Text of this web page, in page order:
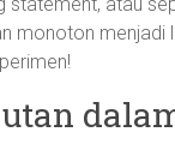
monoton menjadi